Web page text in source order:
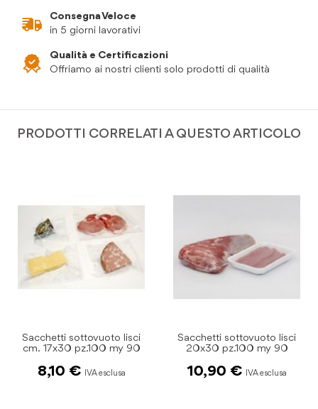
Consegna Veloce
in 5 giorni lavorativi
Qualità e Certificazioni
Offriamo ai nostri clienti solo prodotti di qualità
PRODOTTI CORRELATI A QUESTO ARTICOLO
Sacchetti sottovuoto lisci
20x30 pz.100 my 90
10,90 €
Sacchetti sottovuoto lisci
25x35 pz.100 my 90
14,60 €